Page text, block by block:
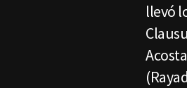
llevó